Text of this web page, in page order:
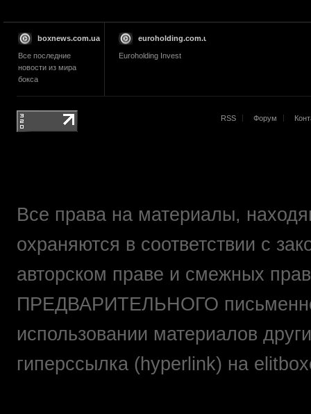
boxnews.com.ua
Все последние
новости из мира
бокса
euroholding.com.ua
Euroholding Invest
RSS Форум
Все права на материалы,
охраняются в соответствии с
авторском праве и смежных
ПРЕДВАРИТЕЛЬНОГО
использовании материалов
гиперссылка (hyperlink) на